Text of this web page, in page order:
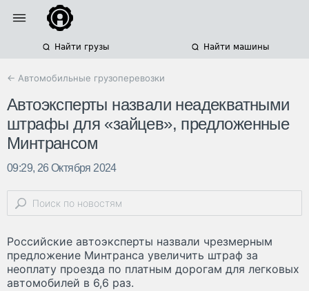
Найти грузы Найти машины
← Автомобильные грузоперевозки
Автоэксперты назвали неадекватными
штрафы для «зайцев», предложенные
Минтрансом
09:29, 26 Октября 2024
Российские автоэксперты назвали чрезмерным
предложение Минтранса увеличить штраф за
неоплату проезда по платным дорогам для легковых
автомобилей в 6,6 раз.